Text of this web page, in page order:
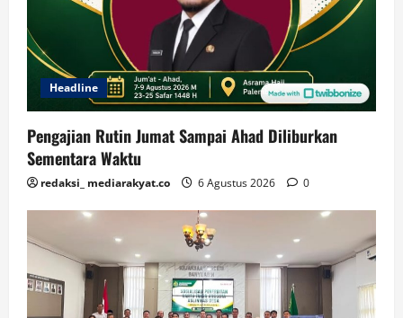
Headline
Pengajian Rutin Jumat Sampai Ahad Diliburkan
Sementara Waktu
redaksi_ mediarakyat.co 6 Agustus 2026 0